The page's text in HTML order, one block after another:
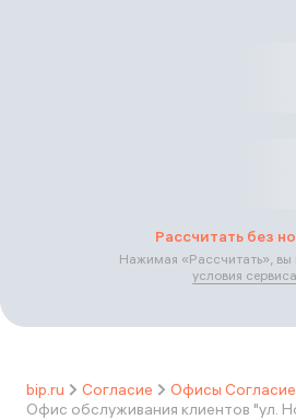
Рассчитать без
Нажимая «Рассчитать», вы
условия сервиса
bip.ru Согласие
Офисы Согласие
Офис обслуживания клиентов "ул.